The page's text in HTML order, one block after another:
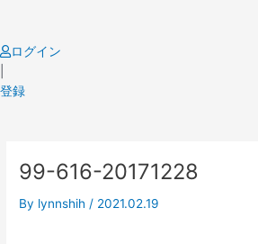
content
ログイン
登録
99-616-20171228
By lynnshih / 2021.02.19
navigation